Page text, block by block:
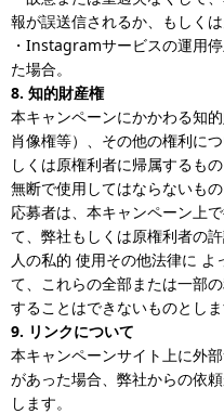
報が誤送信されるか、もしくは
・Instagramサービスの運用
た場合。
8. 知的財産権
本キャンペーンにかかわる知
肖像権等）、その他の権利に
しくは原権利者に帰属するも
無断で使用してはならないもの
応募者は、本キャンペーン上
て、弊社もしくは原権利者の
人の私的 使用その他法律に
て、これらの全部または一部
することはできないものとしま
9. リンクについて
本キャンペーンサイト上に外
があった場合、弊社からの依
します。